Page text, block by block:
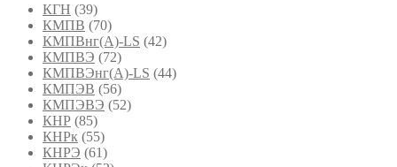
КГН (39)
КМПВ (70)
КМПВнг(А)-LS (42)
КМПВЭ (72)
КМПВЭнг(А)-LS (44)
КМПЭВ (56)
КМПЭВЭ (52)
КНР (85)
КНРк (55)
КНРЭ (61)